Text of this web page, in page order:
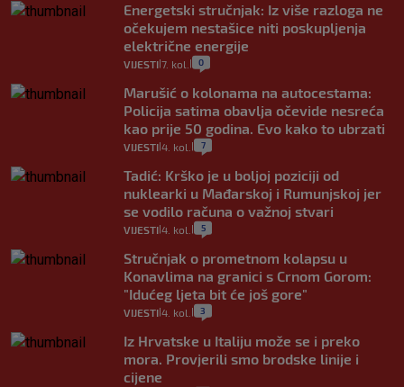
Energetski stručnjak: Iz više razloga ne
očekujem nestašice niti poskupljenja
električne energije
VIJESTI 7. kol. 0
Marušić o kolonama na autocestama:
Policija satima obavlja očevide nesreća
kao prije 50 godina. Evo kako to ubrzati
VIJESTI 4. kol. 7
Tadić: Krško je u boljoj poziciji od
nuklearki u Mađarskoj i Rumunjskoj jer
se vodilo računa o važnoj stvari
VIJESTI 4. kol. 5
Stručnjak o prometnom kolapsu u
Konavlima na granici s Crnom Gorom:
"Idućeg ljeta bit će još gore"
VIJESTI 4. kol. 3
Iz Hrvatske u Italiju može se i preko
mora. Provjerili smo brodske linije i
cijene